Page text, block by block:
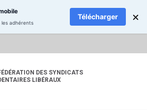
DES SYNDICATS
LIBÉRAUX
ADHÉREZ
les adhérents
Télécharger ×